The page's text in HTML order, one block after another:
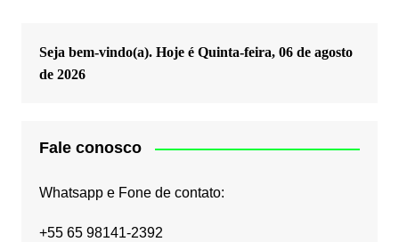
Seja bem-vindo(a). Hoje é Quinta-feira, 06 de agosto
de 2026
Fale conosco
Whatsapp e Fone de contato:
+55 65 98141-2392